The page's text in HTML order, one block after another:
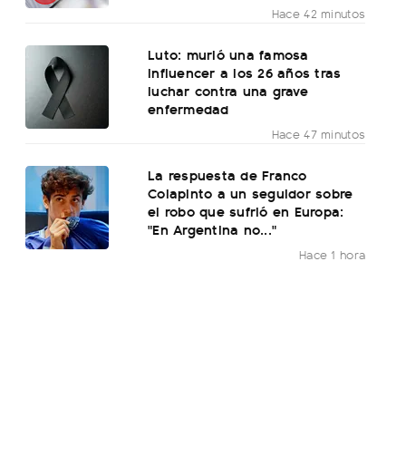
Hace 42 minutos
Luto: murió una famosa
influencer a los 26 años tras
luchar contra una grave
enfermedad
Hace 47 minutos
La respuesta de Franco
Colapinto a un seguidor sobre
el robo que sufrió en Europa:
"En Argentina no..."
Hace 1 hora